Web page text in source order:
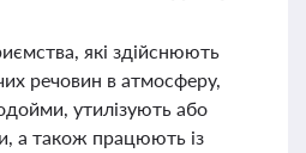
які здійснюють
речовин в атмосферу,
утилізують або
а також працюють із